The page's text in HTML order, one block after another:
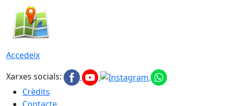
Accedeix
Xarxes socials:
Crèdits